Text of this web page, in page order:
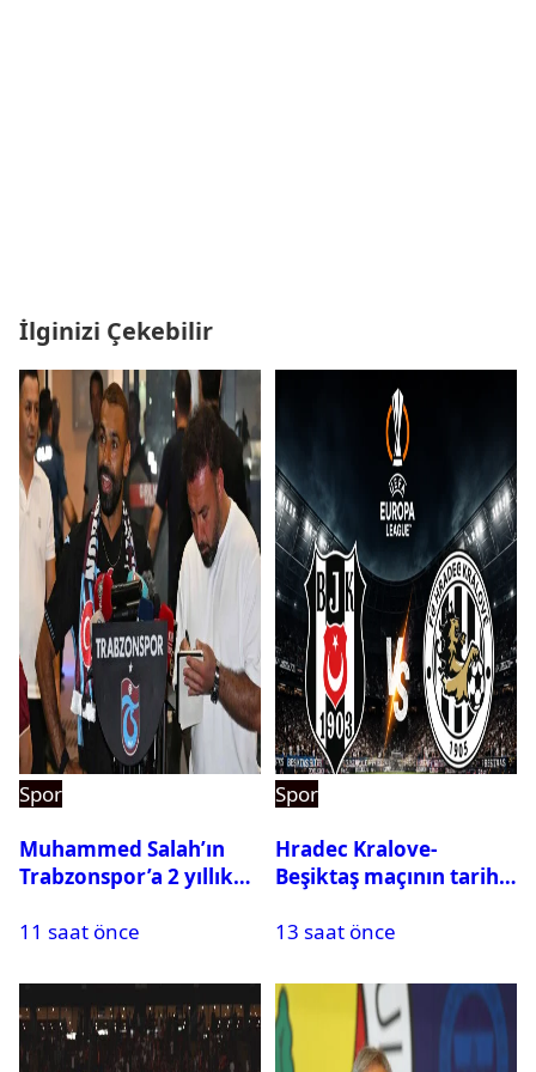
İlginizi Çekebilir
Spor
Muhammed Salah’ın
Trabzonspor’a 2 yıllık
11 saat önce
Spor
Hradec Kralove-
Beşiktaş maçının tarihi
13 saat önce